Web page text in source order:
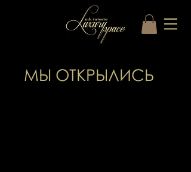
МЫ ОТКРЫЛИСЬ